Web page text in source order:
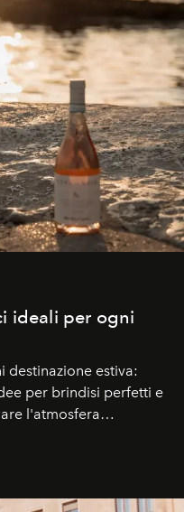
ideali per ogni
destinazione estiva:
per brindisi perfetti e
l'atmosfera